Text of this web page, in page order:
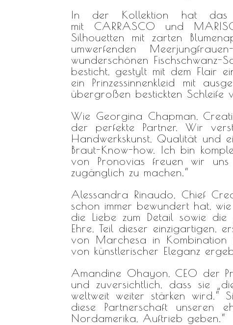
In der Kollektion hat das
mit CARRASCO und
Silhouetten mit zarten
umwerfenden
wunderschönen Fischschwanz-
besticht, gestylt mit dem Flair
ein Prinzessinnenkleid mit
übergroßen bestickten Schleife
Wie Georgina Chapman,
der perfekte Partner. Wir
Handwerkskunst, Qualität und
Braut-Know-how. Ich bin
von Pronovias freuen wir uns
zugänglich zu machen.“
Alessandra Rinaudo, Chief
schon immer bewundert hat,
die Liebe zum Detail sowie die
Ehre, Teil dieser einzigartigen,
von Marchesa in Kombination
von künstlerischer Eleganz
Amandine Ohayon, CEO der
und zuversichtlich, dass sie
weltweit weiter stärken wird.“
diese Partnerschaft unseren
Nordamerika, Auftrieb geben.“